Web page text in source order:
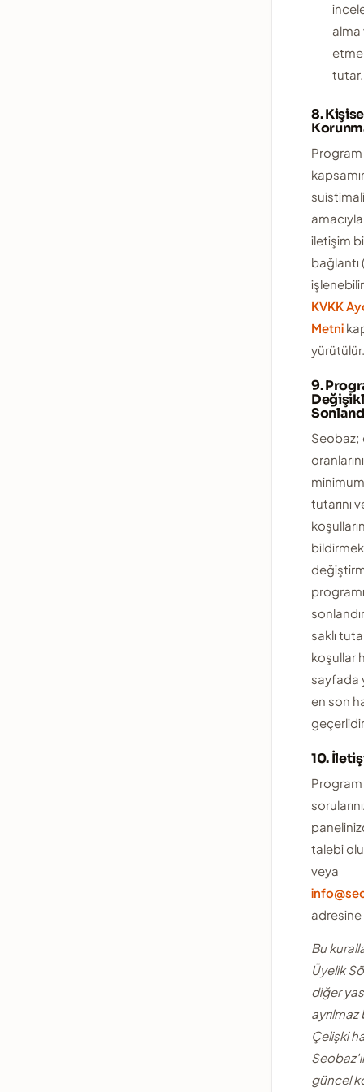
alma
etme
tutar.
8.
Program
iletişim
bağlantı
KVKK
Metni
yürütülür.
9.
Seobaz;
tutarını
saklı
koşullar
sayfada
en son
10.
Program
talebi
veya
adresine
Bu
Üyelik
diğer
ayrılmaz
Çelişki
güncel